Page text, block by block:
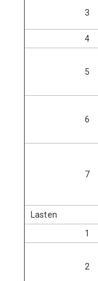
3
4
5
6
7
Lasten
1
2